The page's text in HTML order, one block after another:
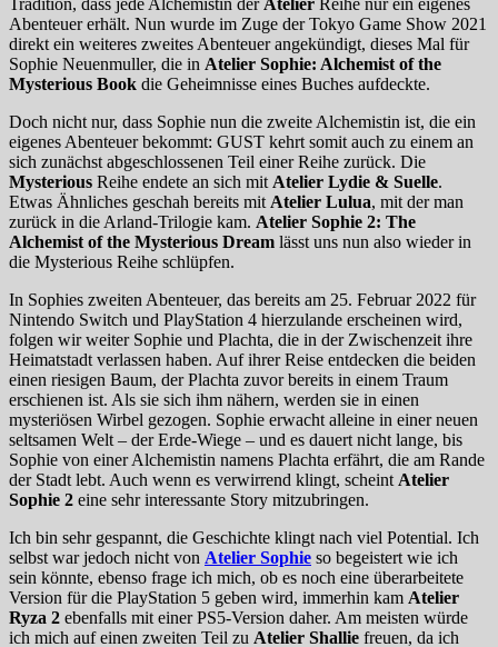
Tradition, dass jede Alchemistin der Atelier Reihe nur ein eigenes
Abenteuer erhält. Nun wurde im Zuge der Tokyo Game Show 2021
direkt ein weiteres zweites Abenteuer angekündigt, dieses Mal für
Sophie Neuenmuller, die in Atelier Sophie: Alchemist of the
Mysterious Book die Geheimnisse eines Buches aufdeckte.
Doch nicht nur, dass Sophie nun die zweite Alchemistin ist, die ein
eigenes Abenteuer bekommt: GUST kehrt somit auch zu einem an
sich zunächst abgeschlossenen Teil einer Reihe zurück. Die
Mysterious Reihe endete an sich mit Atelier Lydie & Suelle.
Etwas Ähnliches geschah bereits mit Atelier Lulua, mit der man
zurück in die Arland-Trilogie kam. Atelier Sophie 2: The
Alchemist of the Mysterious Dream lässt uns nun also wieder in
die Mysterious Reihe schlüpfen.
In Sophies zweiten Abenteuer, das bereits am 25. Februar 2022 für
Nintendo Switch und PlayStation 4 hierzulande erscheinen wird,
folgen wir weiter Sophie und Plachta, die in der Zwischenzeit ihre
Heimatstadt verlassen haben. Auf ihrer Reise entdecken die beiden
einen riesigen Baum, der Plachta zuvor bereits in einem Traum
erschienen ist. Als sie sich ihm nähern, werden sie in einen
mysteriösen Wirbel gezogen. Sophie erwacht alleine in einer neuen
seltsamen Welt – der Erde-Wiege – und es dauert nicht lange, bis
Sophie von einer Alchemistin namens Plachta erfährt, die am Rande
der Stadt lebt. Auch wenn es verwirrend klingt, scheint Atelier
Sophie 2 eine sehr interessante Story mitzubringen.
Ich bin sehr gespannt, die Geschichte klingt nach viel Potential. Ich
selbst war jedoch nicht von Atelier Sophie so begeistert wie ich
sein könnte, ebenso frage ich mich, ob es noch eine überarbeitete
Version für die PlayStation 5 geben wird, immerhin kam Atelier
Ryza 2 ebenfalls mit einer PS5-Version daher. Am meisten würde
ich mich auf einen zweiten Teil zu Atelier Shallie freuen, da ich